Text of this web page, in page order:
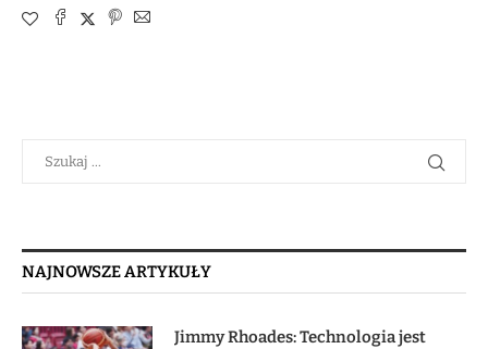
NAJNOWSZE ARTYKUŁY
Jimmy Rhoades: Technologia jest